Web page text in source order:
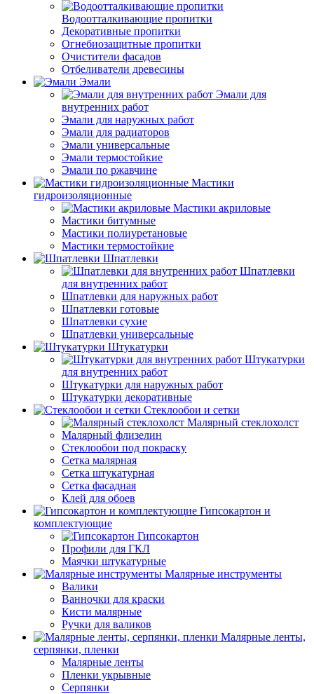
Водоотталкивающие пропитки
Декоративные пропитки
Огнебиозащитные пропитки
Очистители фасадов
Отбеливатели древесины
Эмали
Эмали для
внутренних работ
Эмали для наружных работ
Эмали для радиаторов
Эмали универсальные
Эмали термостойкие
Эмали по ржавчине
Мастики
гидроизоляционные
Мастики акриловые
Мастики битумные
Мастики полиуретановые
Мастики термостойкие
Шпатлевки
Шпатлевки
для внутренних работ
Шпатлевки для наружных работ
Шпатлевки готовые
Шпатлевки сухие
Шпатлевки универсальные
Штукатурки
Штукатурки
для внутренних работ
Штукатурки для наружных работ
Штукатурки декоративные
Стеклообои и сетки
Малярный стеклохолст
Малярный флизелин
Стеклообои под покраску
Сетка малярная
Сетка штукатурная
Сетка фасадная
Клей для обоев
Гипсокартон и
комплектующие
Гипсокартон
Профили для ГКЛ
Маячки штукатурные
Малярные инструменты
Валики
Ванночки для краски
Кисти малярные
Ручки для валиков
Малярные ленты,
серпянки, пленки
Малярные ленты
Пленки укрывные
Серпянки